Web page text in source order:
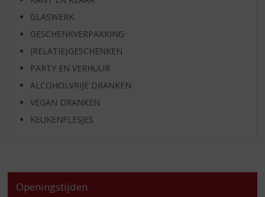
GLASWERK
GESCHENKVERPAKKING
(RELATIE)GESCHENKEN
PARTY EN VERHUUR
ALCOHOLVRIJE DRANKEN
VEGAN DRANKEN
KEUKENFLESJES
Openingstijden